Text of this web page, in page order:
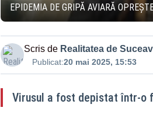
EPIDEMIA DE GRIPĂ AVIARĂ
Scris de Realitatea de
Publicat:20 mai 2025, 15:53
Virusul a fost depistat într-o